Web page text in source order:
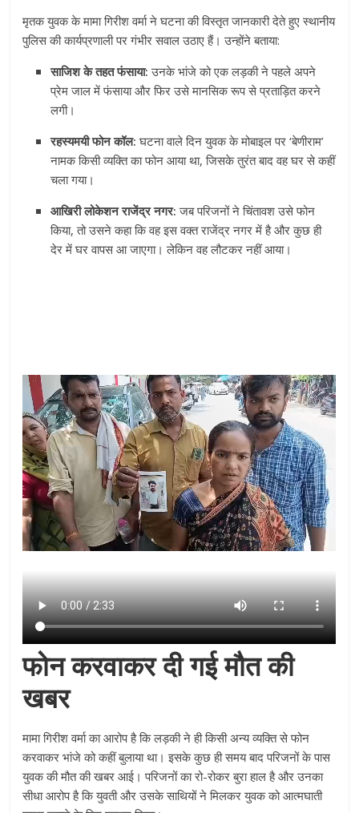
मृतक युवक के मामा गिरीश वर्मा ने घटना की विस्तृत जानकारी देते हुए स्थानीय
पुलिस की कार्यप्रणाली पर गंभीर सवाल उठाए हैं। उन्होंने बताया:
साजिश के तहत फंसाया: उनके भांजे को एक लड़की ने पहले अपने
प्रेम जाल में फंसाया और फिर उसे मानसिक रूप से प्रताड़ित करने
लगी।
रहस्यमयी फोन कॉल: घटना वाले दिन युवक के मोबाइल पर ‘बेणीराम’
नामक किसी व्यक्ति का फोन आया था, जिसके तुरंत बाद वह घर से कहीं
चला गया।
आखिरी लोकेशन राजेंद्र नगर: जब परिजनों ने चिंतावश उसे फोन
किया, तो उसने कहा कि वह इस वक्त राजेंद्र नगर में है और कुछ ही
देर में घर वापस आ जाएगा। लेकिन वह लौटकर नहीं आया।
फोन करवाकर दी गई मौत की
खबर
मामा गिरीश वर्मा का आरोप है कि लड़की ने ही किसी अन्य व्यक्ति से फोन
करवाकर भांजे को कहीं बुलाया था। इसके कुछ ही समय बाद परिजनों के पास
युवक की मौत की खबर आई। परिजनों का रो-रोकर बुरा हाल है और उनका
सीधा आरोप है कि युवती और उसके साथियों ने मिलकर युवक को आत्मघाती